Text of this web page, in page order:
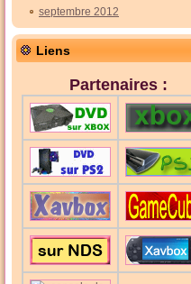
septembre 2012
Liens
Partenaires :